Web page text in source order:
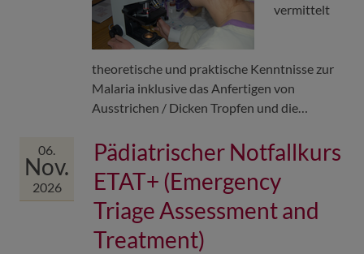
vermittelt
theoretische und praktische Kenntnisse zur
Malaria inklusive das Anfertigen von
Ausstrichen / Dicken Tropfen und die…
06.
Nov.
2026
Pädiatrischer Notfallkurs
ETAT+ (Emergency
Triage Assessment and
Treatment)